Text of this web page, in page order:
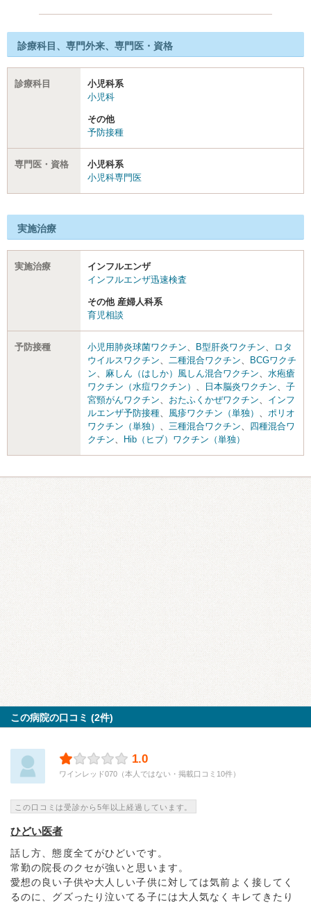
診療科目、専門外来、専門医・資格
診療科目
小児科系
小児科
その他
予防接種
専門医・資格
小児科系
小児科専門医
実施治療
実施治療
インフルエンザ
インフルエンザ迅速検査
その他 産婦人科系
育児相談
予防接種 小児用肺炎球菌ワクチン、 B型肝炎ワクチン、
ロタ
ウイルスワクチン、 二種混合ワクチン、
BCGワクチ
ン、 麻しん（はしか）風しん混合ワクチン、 水疱瘡
ワクチン（水痘ワクチン） 、 日本脳炎ワクチン、 子
宮頸がんワクチン、 おたふくかぜワクチン、 インフ
ルエンザ予防接種、 風疹ワクチン（単独） 、 ポリオ
ワクチン（単独） 、 三種混合ワクチン、 四種混合ワ
クチン、 Hib（ヒブ）ワクチン（単独）
この病院の口コミ (2件)
1.0
ワインレッド070（本人ではない・掲載口コミ10件）
この口コミは受診から5年以上経過しています。
ひどい医者
話し方、態度全てがひどいです。
常勤の院長のクセが強いと思います。
愛想の良い子供や大人しい子供に対しては気前よく接してく
るのに、グズったり泣いてる子には大人気なくキレてきたり